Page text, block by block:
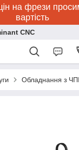
на фрези
вартість
CNC
Обладнання з